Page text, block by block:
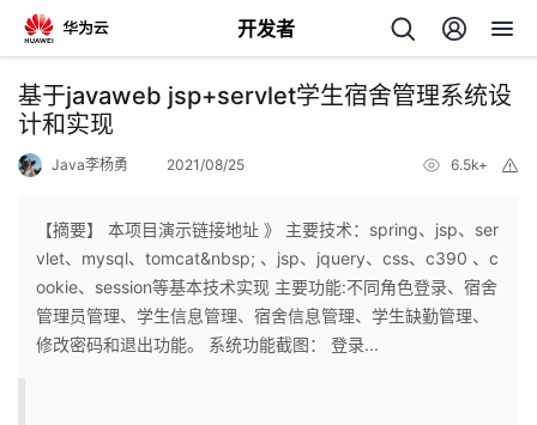
开发者
返
回
个
人
我
基于javaweb jsp+servlet学生宿舍管理系统设
计和实现
Java李杨勇 2021/08/25 6.5k+
【摘要】 本项目演示链接地址 》 主要技术：spring、jsp、ser
vlet、mysql、tomcat&nbsp; 、jsp、jquery、css、c390 、c
ookie、session等基本技术实现 主要功能:不同角色登录、宿舍
管理员管理、学生信息管理、宿舍信息管理、学生缺勤管理、
修改密码和退出功能。 系统功能截图： 登录...